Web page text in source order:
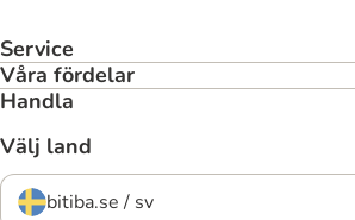
Service
Våra fördelar
Handla
Välj land
bitiba.se / sv